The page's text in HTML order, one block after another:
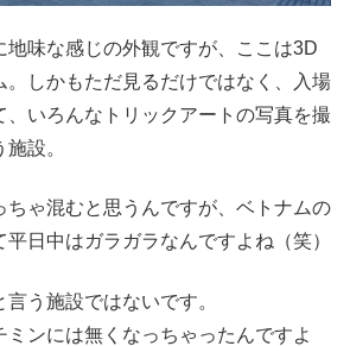
地味な感じの外観ですが、ここは3D
。しかもただ見るだけではなく、入場
、いろんなトリックアートの写真を撮
設。
ちゃ混むと思うんですが、ベトナムの
日中はガラガラなんですよね（笑）
う施設ではないです。
ミンには無くなっちゃったんですよ